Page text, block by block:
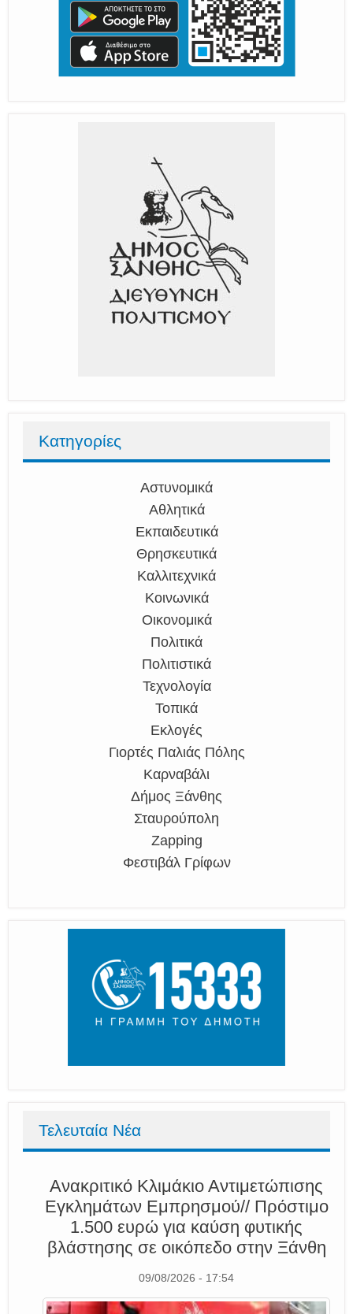
Κατηγορίες
Αστυνομικά
Αθλητικά
Εκπαιδευτικά
Θρησκευτικά
Καλλιτεχνικά
Κοινωνικά
Οικονομικά
Πολιτικά
Πολιτιστικά
Τεχνολογία
Τοπικά
Εκλογές
Γιορτές Παλιάς Πόλης
Καρναβάλι
Δήμος Ξάνθης
Σταυρούπολη
Zapping
Φεστιβάλ Γρίφων
Τελευταία Νέα
Ανακριτικό Κλιμάκιο Αντιμετώπισης
Εγκλημάτων Εμπρησμού// Πρόστιμο
1.500 ευρώ για καύση φυτικής
βλάστησης σε οικόπεδο στην Ξάνθη
09/08/2026 - 17:54